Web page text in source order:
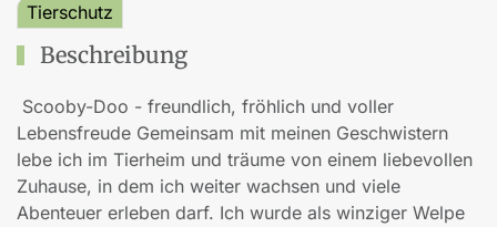
Tierschutz
Beschreibung
Scooby-Doo - freundlich, fröhlich und voller
Lebensfreude Gemeinsam mit meinen Geschwistern
lebe ich im Tierheim und träume von einem liebevollen
Zuhause, in dem ich weiter wachsen und viele
Abenteuer erleben darf. Ich wurde als winziger Welpe